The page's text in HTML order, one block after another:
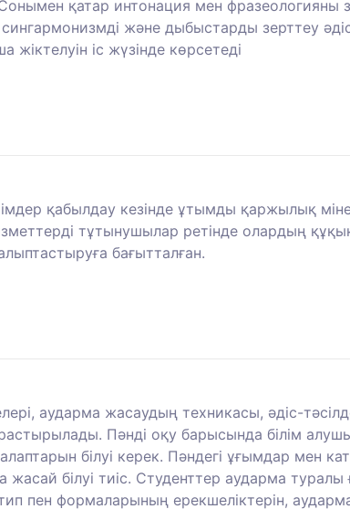
қатар интонация мен фразеологияны
және дыбыстарды зерттеу
іс жүзінде көрсетеді
қабылдау кезінде ұтымды қаржылық
тұтынушылар ретінде олардың
бағытталған.
аударма жасаудың техникасы, әдіс-
Пәнді оқу барысында білім
білуі керек. Пәндегі ұғымдар мен
жасай білуі тиіс. Студенттер аударма
пен формаларының ерекшеліктерін,